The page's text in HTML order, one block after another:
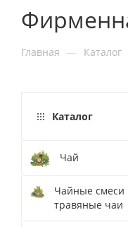
Главная — Каталог
Каталог
Чай
Чайные смеси
травяные чаи